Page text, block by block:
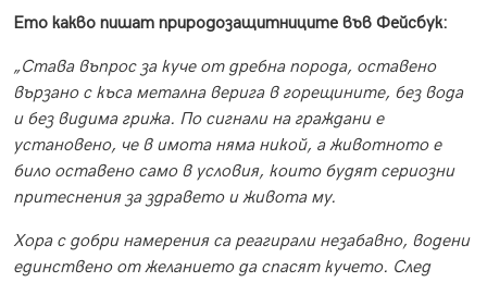
Ето какво пишат природозащитниците във Фейсбук:
„Става въпрос за куче от дребна порода, оставено
вързано с къса метална верига в горещините, без вода
и без видима грижа. По сигнали на граждани е
установено, че в имота няма никой, а животното е
било оставено само в условия, които будят сериозни
притеснения за здравето и живота му.
Хора с добри намерения са реагирали незабавно, водени
единствено от желанието да спасят кучето. След